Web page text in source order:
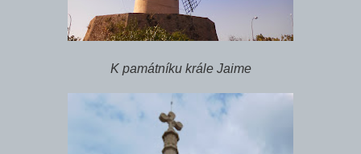
K památníku krále Jaime